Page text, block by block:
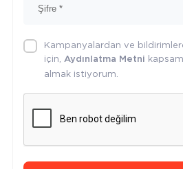
Kampanyalardan ve
için, Aydınlatma Metni
almak istiyorum.